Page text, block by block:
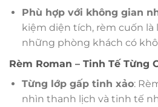
Phù hợp với không gian
kiệm diện tích, rèm cuốn
những phòng khách có
Rèm Roman – Tinh Tế Từng
Từng lớp gấp tinh xảo:
nhìn thanh lịch và tinh tế